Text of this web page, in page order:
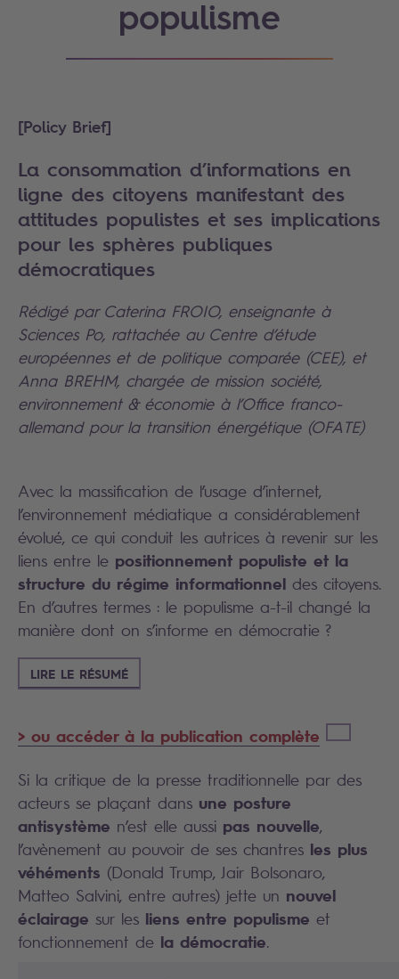
populisme
[Policy Brief]
La consommation d’informations en
ligne des citoyens manifestant des
attitudes populistes et ses implications
pour les sphères publiques
démocratiques
Rédigé par Caterina FROIO, enseignante à
Sciences Po, rattachée au Centre d’étude
européennes et de politique comparée (CEE), et
Anna BREHM, chargée de mission société,
environnement & économie à l’Office franco-
allemand pour la transition énergétique (OFATE)
Avec la massification de l’usage d’internet,
l’environnement médiatique a considérablement
évolué, ce qui conduit les autrices à revenir sur les
liens entre le positionnement populiste et la
structure du régime informationnel des citoyens.
En d’autres termes : le populisme a-t-il changé la
manière dont on s’informe en démocratie ?
LIRE LE RÉSUMÉ
> ou accéder à la publication complète
Si la critique de la presse traditionnelle par des
acteurs se plaçant dans une posture
antisystème n’est elle aussi pas nouvelle,
l’avènement au pouvoir de ses chantres les plus
véhéments (Donald Trump, Jair Bolsonaro,
Matteo Salvini, entre autres) jette un nouvel
éclairage sur les liens entre populisme et
fonctionnement de la démocratie.